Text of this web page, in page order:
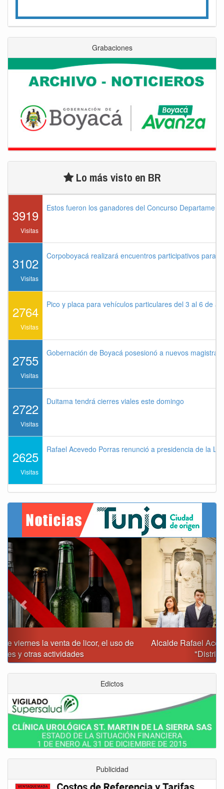
Grabaciones
Lo más visto en BR
3919
Visitas
Estos fueron los ganadores del Concurso
3102
Visitas
Corpoboyacá realizará encuentros participativos para
2764
Visitas
Pico y placa para vehículos particulares del 3 al 6 de
2755
Visitas
Gobernación de Boyacá posesionó a nuevos
2722
Visitas
Duitama tendrá cierres viales este domingo
2625
Visitas
Rafael Acevedo Porras renunció a presidencia de la
Alcalde Rafael Acevedo propone convertir a Tunja en
"Distrito Histórico y Turístico"
Previous Next
Edictos
Publicidad